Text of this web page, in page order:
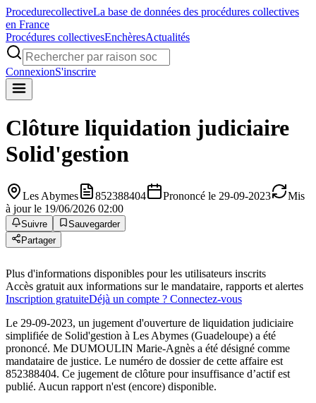
ProcedurecollectiveLa base de données des procédures collectives
en France
Procédures collectivesEnchèresActualités
ConnexionS'inscrire
Clôture liquidation judiciaire
Solid'gestion
Les Abymes 852388404 Prononcé le 29-09-2023
Mis
à jour le 19/06/2026 02:00
Suivre
Sauvegarder
Partager
Plus d'informations disponibles pour les utilisateurs inscrits
Accès gratuit aux informations sur le mandataire, rapports et alertes
Inscription gratuiteDéjà un compte ? Connectez-vous
Le 29-09-2023, un jugement d'ouverture de liquidation judiciaire
simplifiée de Solid'gestion à Les Abymes (Guadeloupe) a été
prononcé. Me DUMOULIN Marie-Agnès a été désigné comme
mandataire de justice. Le numéro de dossier de cette affaire est
852388404. Ce jugement de clôture pour insuffisance d’actif est
publié. Aucun rapport n'est (encore) disponible.